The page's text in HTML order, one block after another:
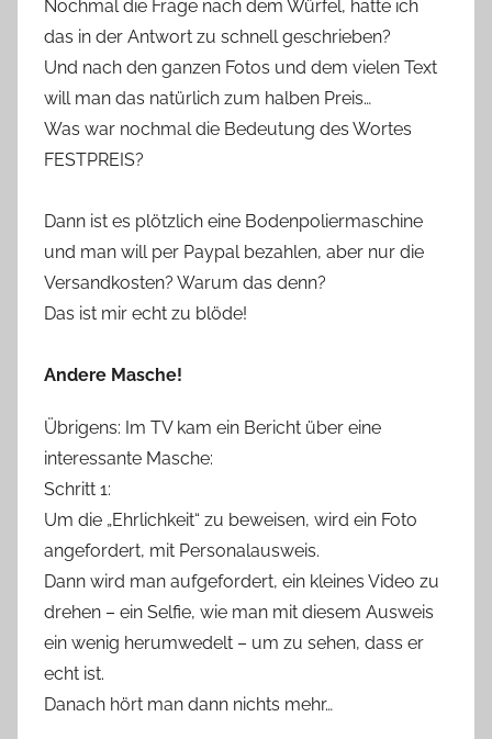
Nochmal die Frage nach dem Würfel, hatte ich
das in der Antwort zu schnell geschrieben?
Und nach den ganzen Fotos und dem vielen Text
will man das natürlich zum halben Preis…
Was war nochmal die Bedeutung des Wortes
FESTPREIS?
Dann ist es plötzlich eine Bodenpoliermaschine
und man will per Paypal bezahlen, aber nur die
Versandkosten? Warum das denn?
Das ist mir echt zu blöde!
Andere Masche!
Übrigens: Im TV kam ein Bericht über eine
interessante Masche:
Schritt 1:
Um die „Ehrlichkeit“ zu beweisen, wird ein Foto
angefordert, mit Personalausweis.
Dann wird man aufgefordert, ein kleines Video zu
drehen – ein Selfie, wie man mit diesem Ausweis
ein wenig herumwedelt – um zu sehen, dass er
echt ist.
Danach hört man dann nichts mehr…